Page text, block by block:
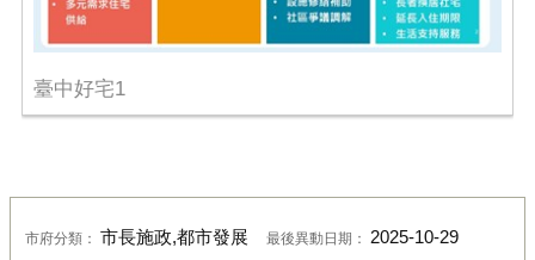
臺中好宅1
市府分類： 市長施政,都市發展 最後異動日期： 2025-10-29